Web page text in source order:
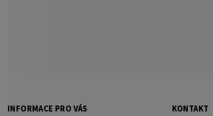
INFORMACE PRO VÁS KONTAKT